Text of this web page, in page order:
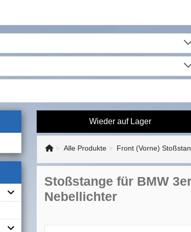
Wieder auf Lager
Alle Produkte Front (Vorne)
Stoßstange für BMW
Nebellichter